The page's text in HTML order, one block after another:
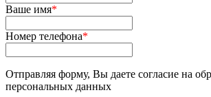
Ваше имя*
Номер телефона*
Отправляя форму, Вы даете согласие на
персональных данных